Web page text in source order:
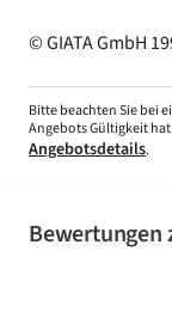
© GIATA GmbH
Bitte beachten Sie bei
Angebots Gültigkeit
Angebotsdetails.
Bewertungen